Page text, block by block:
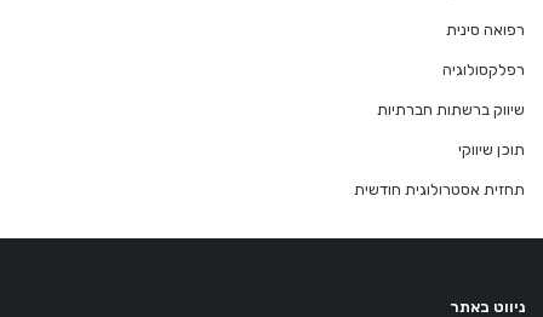
רפואה סינית
רפלקסולוגיה
שיווק ברשתות חברתיות
תוכן שיווקי
תחזית אסטרולוגית חודשית
ניווט באתר